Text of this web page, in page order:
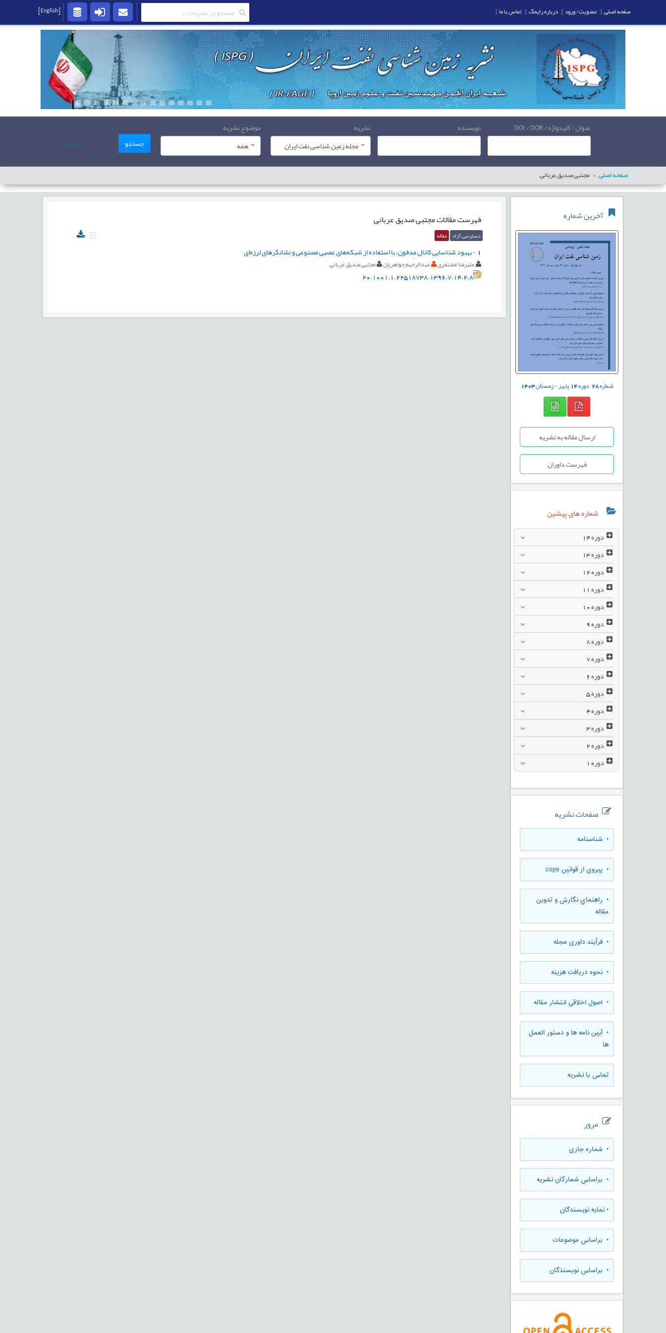
عنوان / کلیدواژه / DOI / DOR نویسنده
نشریه
مجله زمین شناسی نفت ایران
موضوع نشریه
همه
جستجو پیشرفته
صفحه اصلی مجتبی صدیق عربانی
آخرین شماره
شماره28 دوره14پاییز - زمستان1403
ارسال مقاله به نشریه
فهرست داوران
شماره های پیشین
دوره
دوره
دوره
دوره
دوره
دوره
دوره
دوره
دوره
دوره
دوره
دوره
دوره
دوره
صفحات نشریه
• شناسنامه
• پیروی از قوانین cope
• راهنماي نگارش و تدوين
مقاله
• فرآیند داوری مجله
• نحوه دریافت هزینه
• اصول اخلاقی انتشار مقاله
• آیین نامه ها و دستور العمل
ها
تماس با نشریه
مرور
• شماره جاری
• براساس شمارگان نشریه
•نمایه نویسندگان
• براساس موضوعات
• براساس نویسندگان
فهرست مقالاتمجتبی صدیق عربانی
دسترسی آزاد مقاله
1
-بهبود شناسایی کانال‌ مدفون، با استفاده از شبکه‌های عصبی مصنوعی و نشانگرهای لرزه‌ای
علیرضا غضنفری عبدالرحیم جواهریان مجتبی صدیق عربانی
20.1001.1.22518738.1396.7.14.2.8
صفحه اصلی | عضویت/ ورود | درباره رایمگ | تماس با ما |
[English]